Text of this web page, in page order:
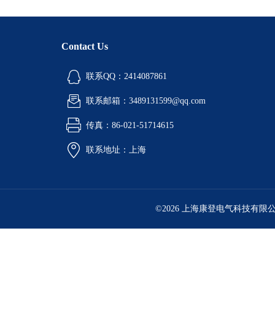
Contact Us
联系QQ：2414087861
联系邮箱：3489131599@qq.com
传真：86-021-51714615
联系地址：上海
©2026 上海康登电气科技有限